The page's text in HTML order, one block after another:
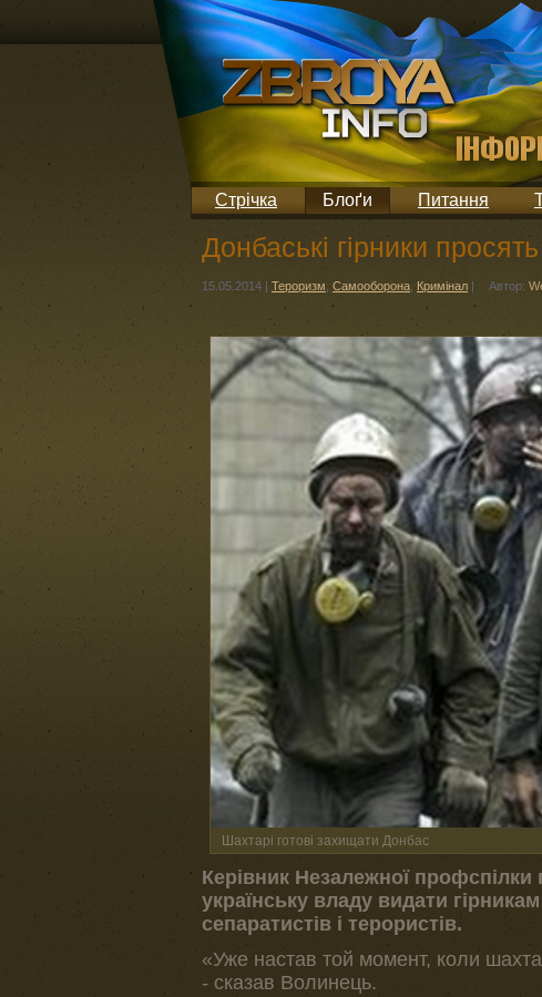
Стрічка Блоґи Питання
Донбаські гірники
15.05.2014 | Тероризм Самооборона Кримінал | Автор:
Шахтарі готові захищати Донбас
Керівник Незалежної
українську владу видати
сепаратистів і терористів.
«Уже настав той момент, коли
- сказав Волинець.